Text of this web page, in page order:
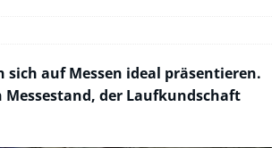
auf Messen ideal präsentieren.
Messestand, der Laufkundschaft